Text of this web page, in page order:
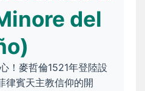
del
！麥哲倫1521年登陸設
律賓天主教信仰的開